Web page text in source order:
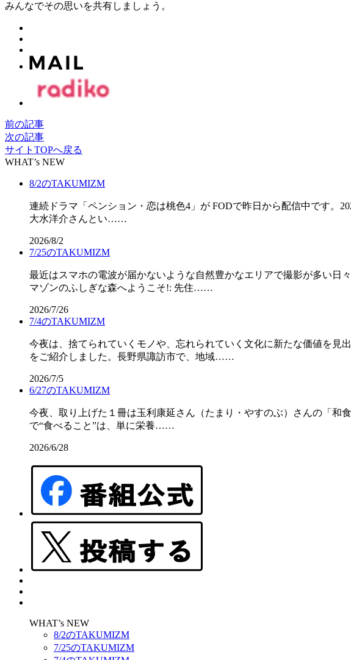
みんなでその思いを共有しましょう。
前の記事
次の記事
サイトTOPへ戻る
WHAT’s NEW
8/2のTAKUMIZM
連続ドラマ「ペンション・恋は桃色4」が FODで昨日から配信中です。
大水洋介さんとい……
2026/8/2
7/25のTAKUMIZM
最近はスマホの電波が届かないような自然豊かなエリアで撮影が多い日
マゾンのふしぎな森へようこそ!: 先住……
2026/7/26
7/4のTAKUMIZM
今夜は、捨てられていくモノや、忘れられていく文化に新たな価値を見
をご紹介しました。長野県諏訪市で、地域……
2026/7/5
6/27のTAKUMIZM
今夜、取り上げた１冊は玉利康延さん（たまり・やすのぶ）さんの「和
で“食べること”は、単に栄養……
2026/6/28
WHAT’s NEW
8/2のTAKUMIZM
7/25のTAKUMIZM